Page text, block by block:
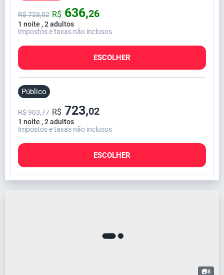
1 noite , 2 adultos
R$723,02 R$ 636,26
Impostos e taxas não inclusos
ESCOLHER
Público
1 noite , 2 adultos
R$ 903,77 R$ 723,02
Impostos e taxas não inclusos
ESCOLHER
8